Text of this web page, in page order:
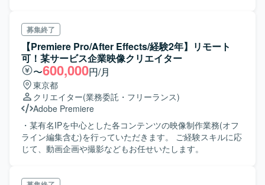
など活躍機会は多数！ 時にはクライアントにあなたなりの
新しい提案をしていただく事もできる環境です。 また、コ
ンシューマーからスマホまで幅広い分野の開発を手掛けて
おりますので、 幅広い分野でスキルを積んでいくことが可
能です 事業内容 ・ゲームコンテンツの企画、開発、運営、
販売 ・アニメ（劇場版／TVアニメ等）の企画、制作、販売
・自社オリジナルのゲーム／アニメの企画、製作
募集終了
【Premiere Pro/After Effects/経験2年】リモート
可！某サービス企業映像クリエイター
〜600,000円/月
東京都
クリエイター(業務委託・フリーランス)
Adobe Premiere
・某有名IPを中心とした各コンテンツの映像制作業務(オフ
ライン編集含む)を行っていただきます。 ご経験スキルに応
じて、動画企画や撮影などもお任せいたします。